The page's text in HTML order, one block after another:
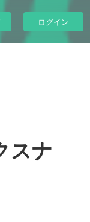
ログイン
スナ